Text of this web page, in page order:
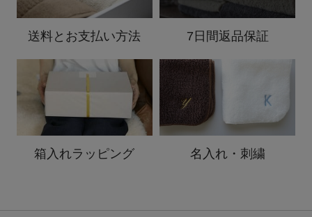
送料と お支払い方法 7日間返品保証
箱入れラッピング 名入れ・刺繍